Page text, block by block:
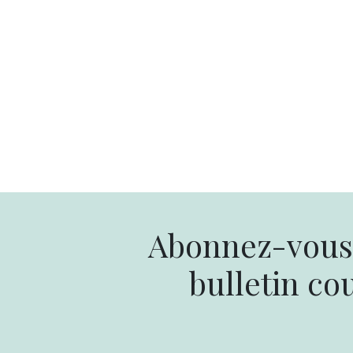
Abonnez-
bulletin